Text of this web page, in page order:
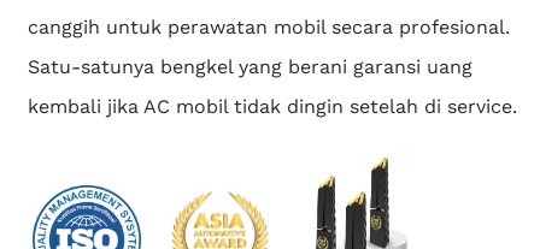
canggih untuk perawatan mobil secara profesional.
Satu-satunya bengkel yang berani garansi uang
kembali jika AC mobil tidak dingin setelah di service.